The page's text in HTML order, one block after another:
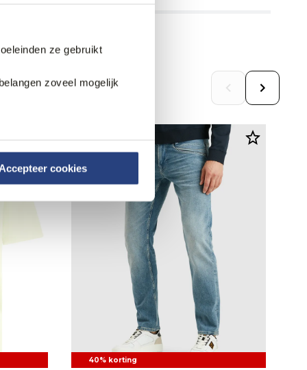
ze gebruikt
zoveel mogelijk
cookies
40% korting